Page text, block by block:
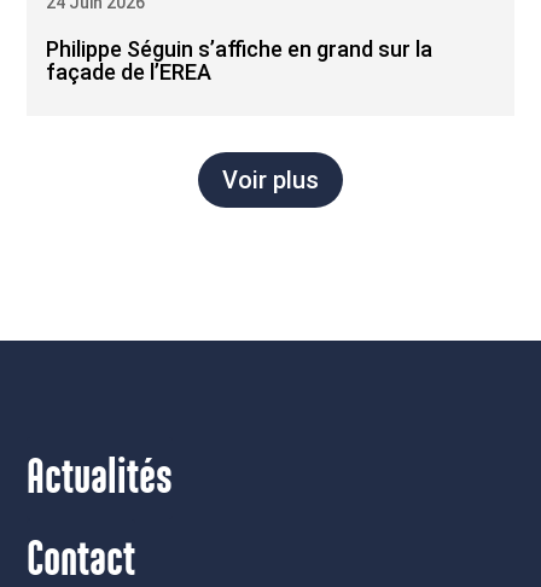
Philippe Séguin s’affiche en grand sur la
façade de l’EREA
Voir plus
Actualités
Contact